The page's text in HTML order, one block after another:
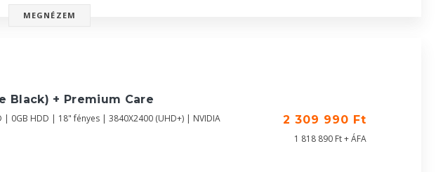
MEGNÉZEM
Black) + Premium Care
| 0GB HDD | 18" fényes | 3840X2400 (UHD+) | NVIDIA
2 309 990 Ft
1 818 890 Ft + ÁFA